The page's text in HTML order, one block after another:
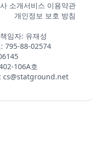
소개서비스 이용약관
개인정보 보호 방침
임자: 유재성
795-88-02574
106A호